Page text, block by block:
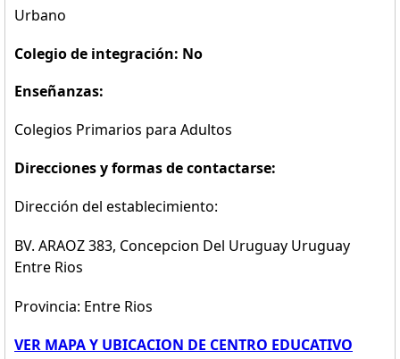
Urbano
Colegio de integración: No
Enseñanzas:
Colegios Primarios para Adultos
Direcciones y formas de contactarse:
Dirección del establecimiento:
BV. ARAOZ 383, Concepcion Del Uruguay Uruguay
Entre Rios
Provincia: Entre Rios
VER MAPA Y UBICACION DE CENTRO EDUCATIVO